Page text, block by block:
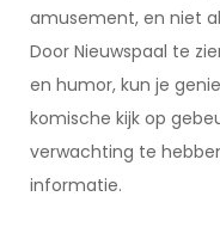
amusement, en niet
Door Nieuwspaal te
en humor, kun je
komische kijk op
verwachting te
informatie.